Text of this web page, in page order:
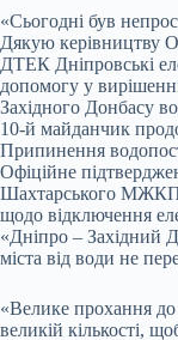
«Сьогодні був
Дякую керівництву
ДТЕК Дніпровські
допомогу у
Західного Донбасу
10-й майданчик
Припинення
Офіційне
Шахтарського МЖКП.
щодо відключення
«Дніпро – Західний
міста від води не
«Велике прохання
великій кількості,